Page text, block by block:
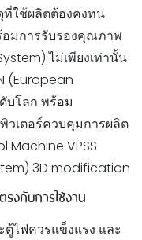
ใช้ผลิตต้องคงทน
อมการรับรองคุณภาพ
ไม่เพียงเท่านั้น
(European
บโลก พร้อม
วเตอร์ควบคุมการผลิต
Machine VPSS
3D modification
งกับการใช้งาน
ตู้ไฟควรแข็งแรง และ